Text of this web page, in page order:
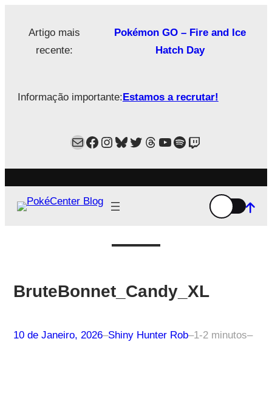
Artigo mais
recente:
Pokémon GO – Fire and Ice
Hatch Day
Informação importante:Estamos a recrutar!
MailFacebook
Instagram
Bluesky
Twitter
Estamos no Threads!
YouTube
Spotify
Twitch
BruteBonnet_Candy_XL
10 de Janeiro, 2026–Shiny Hunter Rob–1-2 minutos–